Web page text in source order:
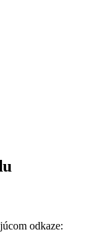
odkaze: